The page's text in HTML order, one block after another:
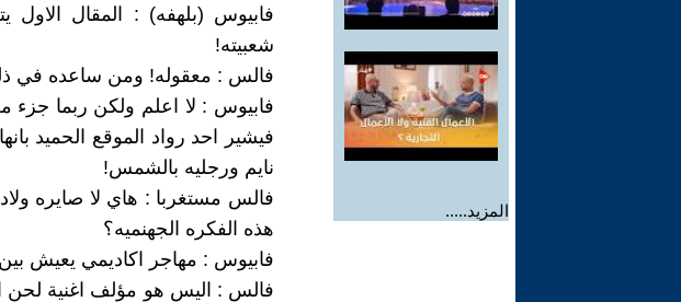
المزيد.....
فابيوس (بلهفه) : المقال
شعبيته!
فالس : معقوله! ومن ساعده في ذلك
فابيوس : لا اعلم ولكن ربما جزء
فيشير احد رواد الموقع الحميد
نايم ورجليه بالشمس!
فالس مستغربا : هاي لا صايره
هذه الفكره الجهنميه؟
فابيوس : مهاجر اكاديمي يعيش بين
فالس : اليس هو مؤلف اغنية لحن